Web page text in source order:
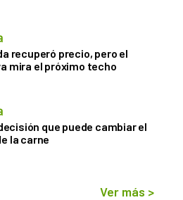
recuperó precio, pero el
mira el próximo techo
que puede cambiar el
la carne
Ver más >